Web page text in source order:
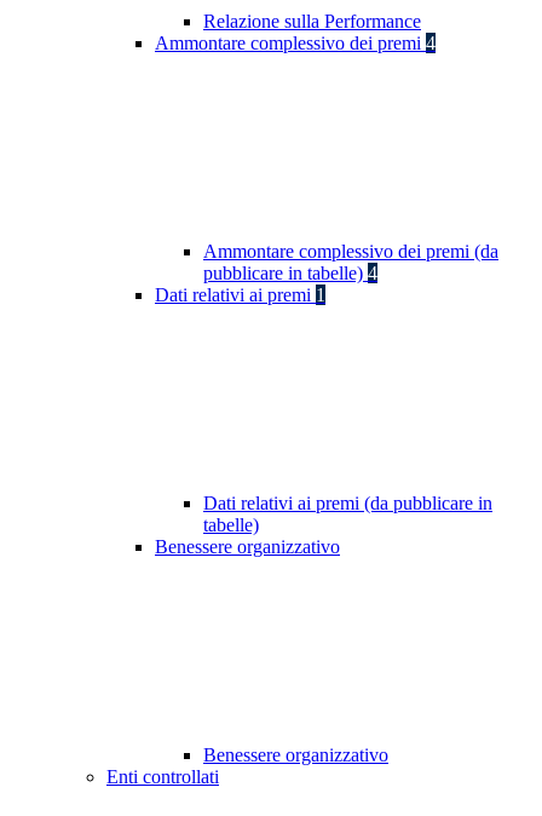
Relazione sulla Performance
Ammontare complessivo dei premi 4
Ammontare complessivo dei premi (da
pubblicare in tabelle) 4
Dati relativi ai premi 1
Dati relativi ai premi (da pubblicare in
tabelle)
Benessere organizzativo
Benessere organizzativo
Enti controllati